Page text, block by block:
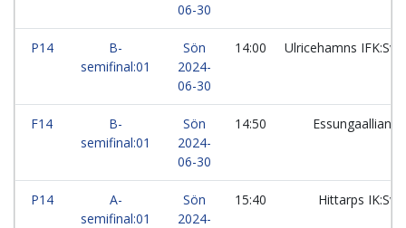
06-30
P14
B-
semifinal:01
Sön
2024-
06-30
14:00 Ulricehamns
F14
B-
semifinal:01
Sön
2024-
06-30
14:50
P14
A-
semifinal:01
Sön
2024-
15:40 Hittarps